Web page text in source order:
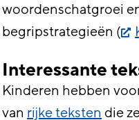
woordenschatgroei
begripstrategieën (
Interessante
Kinderen hebben
van rijke teksten die